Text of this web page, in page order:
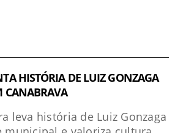
HISTÓRIA DE LUIZ GONZAGA
CANABRAVA
leva história de Luiz Gonzaga